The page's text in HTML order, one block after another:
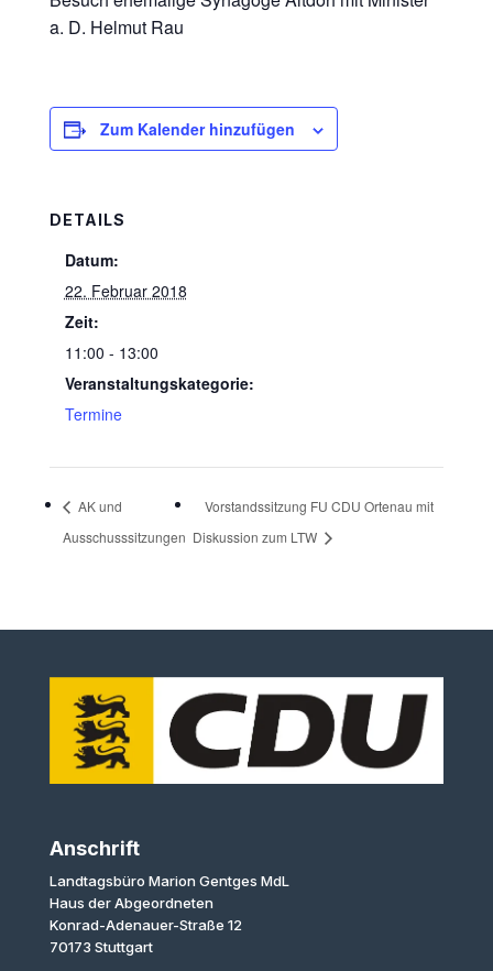
a. D. Helmut Rau
Zum Kalender hinzufügen
DETAILS
Datum:
22. Februar 2018
Zeit:
11:00 - 13:00
Veranstaltungskategorie:
Termine
AK und
Ausschusssitzungen
Vorstandssitzung FU CDU Ortenau mit
Diskussion zum LTW
Anschrift
Landtagsbüro Marion Gentges MdL
Haus der Abgeordneten
Konrad-Adenauer-Straße 12
70173 Stuttgart